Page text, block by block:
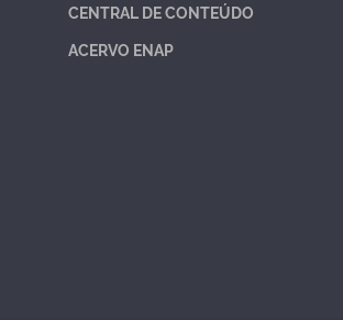
CENTRAL DE CONTEÚDO
ACERVO ENAP